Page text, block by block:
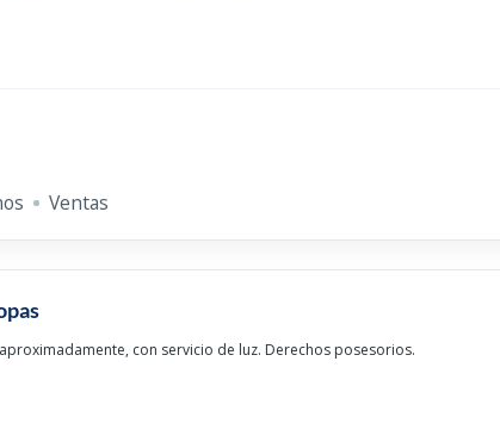
Ventas
con servicio de luz. Derechos posesorios.